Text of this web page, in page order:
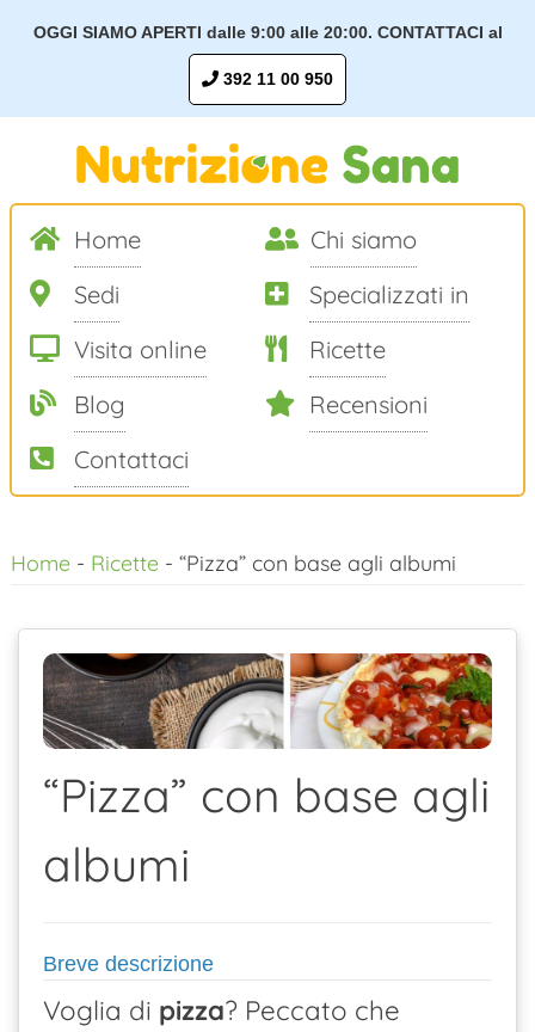
OGGI SIAMO APERTI dalle 9:00 alle 20:00. CONTATTACI al
392 11 00 950
Home
Chi siamo
Sedi
Specializzati in
Visita online
Ricette
Blog
Recensioni
Contattaci
alHome- Ricette- “Pizza” con base agli albumi
“Pizza” con base agli
albumi
Breve descrizione
Voglia di pizza? Peccato che